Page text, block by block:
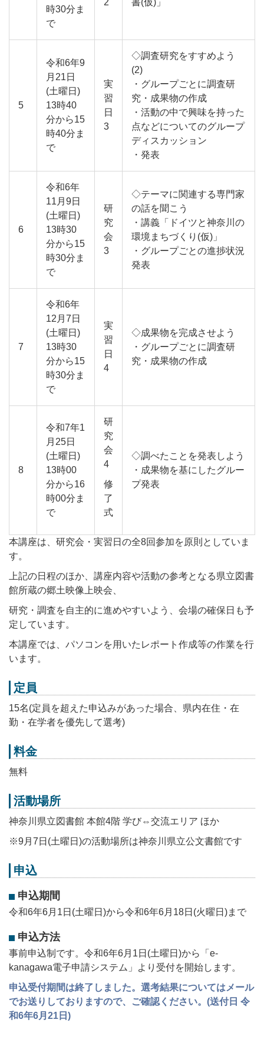
時30分ま
で
5
令和6年9
月21日
(土曜日)
13時40
分から15
時40分ま
で
実
習
日
3
◇調査研究をすすめよう
(2)
・グループごとに調査研
究・成果物の作成
・活動の中で興味を持った
点などについてのグループ
ディスカッション
・発表
6
令和6年
11月9日
(土曜日)
13時30
分から15
時30分ま
で
研
究
会
3
◇テーマに関連する専門家
の話を聞こう
・講義「ドイツと神奈川の
環境まちづくり(仮)」
・グループごとの進捗状況
発表
7
令和6年
12月7日
(土曜日)
13時30
分から15
時30分ま
で
実
習
日
4
◇成果物を完成させよう
・グループごとに調査研
究・成果物の作成
8
令和7年1
月25日
(土曜日)
13時00
分から16
時00分ま
で
研
究
会
4
修
了
式
◇調べたことを発表しよう
・成果物を基にしたグルー
プ発表
本講座は、研究会・実習日の全8回参加を原則としていま
す。
上記の日程のほか、講座内容や活動の参考となる県立図書
館所蔵の郷土映像上映会、
研究・調査を自主的に進めやすいよう、会場の確保日も予
定しています。
本講座では、パソコンを用いたレポート作成等の作業を行
います。
定員
15名(定員を超えた申込みがあった場合、県内在住・在
勤・在学者を優先して選考)
料金
無料
活動場所
神奈川県立図書館 本館4階 学び⇔交流エリア ほか
※9月7日(土曜日)の活動場所は神奈川県立公文書館です
申込
申込期間
令和6年6月1日(土曜日)から令和6年6月18日(火曜日)まで
申込方法
事前申込制です。令和6年6月1日(土曜日)から「e-
kanagawa電子申請システム」より受付を開始します。
申込受付期間は終了しました。選考結果についてはメール
でお送りしておりますので、ご確認ください。(送付日 令
和6年6月21日)